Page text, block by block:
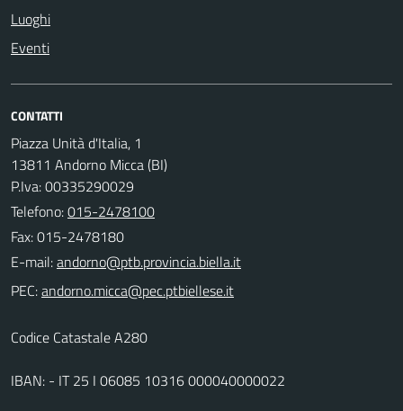
Luoghi
Eventi
CONTATTI
Piazza Unità d'Italia, 1
13811 Andorno Micca (BI)
P.Iva: 00335290029
Telefono:015-2478100
Fax: 015-2478180
E-mail:
PEC:
Codice Catastale A280
IBAN: - IT 25 I 06085 10316 000040000022